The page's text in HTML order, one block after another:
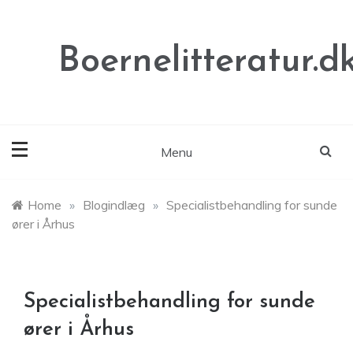
Menu
Home » Blogindlæg » Specialistbehandling for sunde
ører i Århus
Specialistbehandling for sunde
ører i Århus